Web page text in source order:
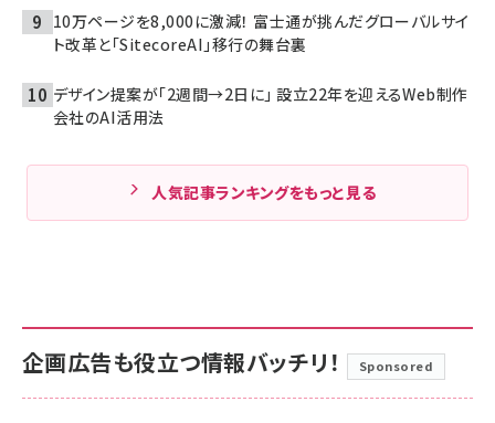
10万ページを8,000に激減！ 富士通が挑んだグローバルサイ
ト改革と「SitecoreAI」移行の舞台裏
デザイン提案が「2週間→2日に」 設立22年を迎えるWeb制作
会社のAI活用法
人気記事ランキングをもっと見る
企画広告も役立つ情報バッチリ！ Sponsored